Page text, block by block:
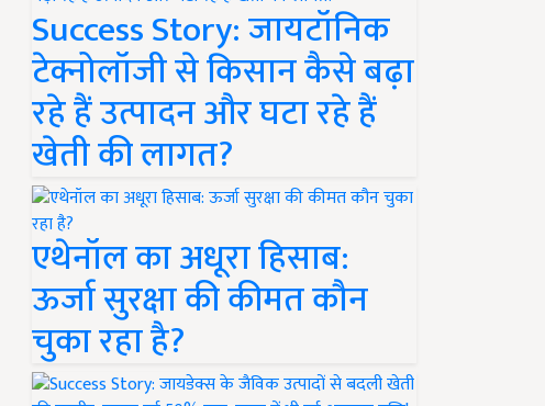
Success Story: जायटॉनिक
टेक्नोलॉजी से किसान कैसे बढ़ा
रहे हैं उत्पादन और घटा रहे हैं
खेती की लागत?
एथेनॉल का अधूरा हिसाब:
ऊर्जा सुरक्षा की कीमत कौन
चुका रहा है?